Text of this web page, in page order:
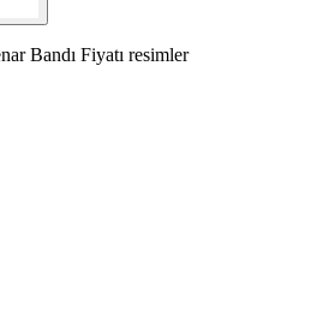
Bandı Fiyatı resimler